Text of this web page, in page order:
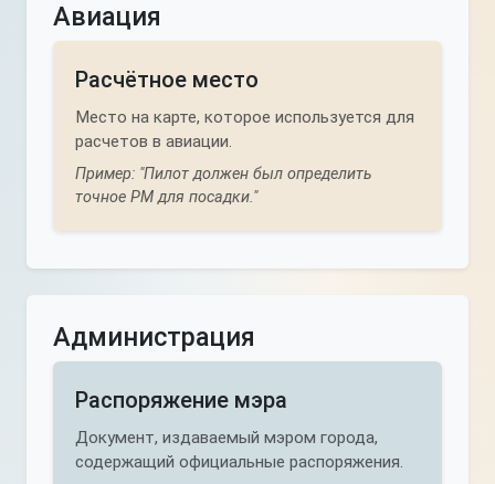
Авиация
Расчётное место
Место на карте, которое используется для
расчетов в авиации.
Пример: "Пилот должен был определить
точное РМ для посадки."
Администрация
Распоряжение мэра
Документ, издаваемый мэром города,
содержащий официальные распоряжения.